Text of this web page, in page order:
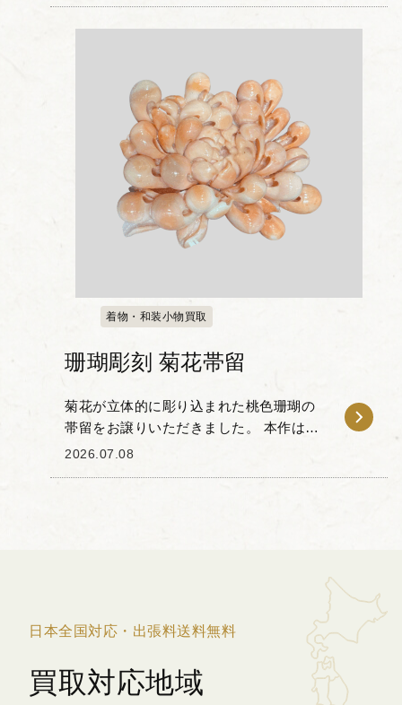
着物・和装小物買取
珊瑚彫刻 菊花帯留
菊花が立体的に彫り込まれた桃色珊瑚の
帯留をお譲りいただきました。 本作は、
珊瑚特有の優美なピンクのグラデーショ
2026.07.08
日本全国対応・出張料送料無料
買取対応地域